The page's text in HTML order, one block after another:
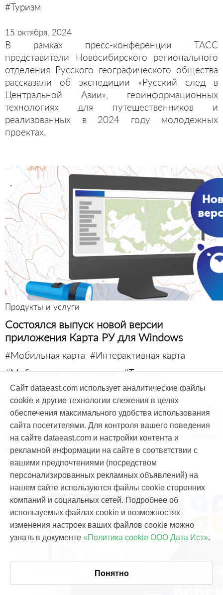
#Туризм
15 октября, 2024
В рамках пресс-конференции ТАСС
представители Новосибирского регионального
отделения Русского географического общества
рассказали об экспедиции «Русский след в
Центральной Азии», геоинформационных
технологиях для путешественников и
реализованных в 2024 году молодежных
проектах.
Продукты и услуги
Состоялся выпуск новой версии
приложения Карта РУ для Windows
#Мобильная карта #Интерактивная карта
#Мобильное приложение #Туризм
9 октября, 2024
Мы рады сообщить, что приложение Карта РУ
для Windows обновлено и доступно для
скачивания. Предлагаем оценить его новые
возможности и улучшения.
Сайт dataeast.com использует аналитические файлы
cookie и другие технологии слежения в целях
обеспечения максимального удобства использования
сайта посетителями. Для контроля вашего поведения
на сайте dataeast.com и настройки контента и
рекламной информации на сайте в соответствии с
вашими предпочтениями (посредством
персонализированных рекламных объявлений) на
нашем сайте используются файлы cookie сторонних
компаний и социальных сетей. Подробнее об
используемых файлах cookie и возможностях
изменения настроек ваших файлов cookie можно
узнать в документе «Политика cookie ООО Дата Ист».
Понятно